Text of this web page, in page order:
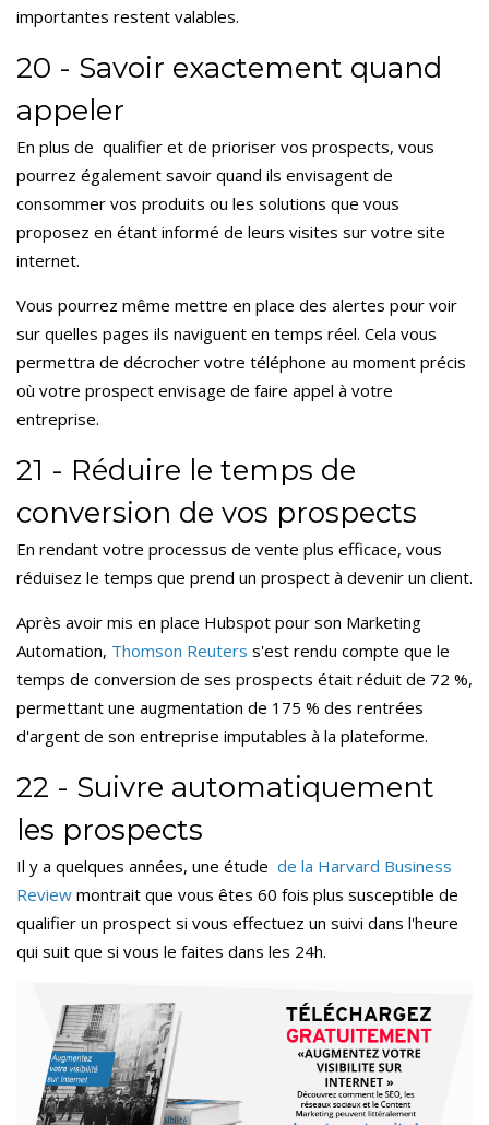
importantes restent valables.
20 - Savoir exactement quand
appeler
En plus de qualifier et de prioriser vos prospects, vous
pourrez également savoir quand ils envisagent de
consommer vos produits ou les solutions que vous
proposez en étant informé de leurs visites sur votre site
internet.
Vous pourrez même mettre en place des alertes pour voir
sur quelles pages ils naviguent en temps réel. Cela vous
permettra de décrocher votre téléphone au moment précis
où votre prospect envisage de faire appel à votre
entreprise.
21 - Réduire le temps de
conversion de vos prospects
En rendant votre processus de vente plus efficace, vous
réduisez le temps que prend un prospect à devenir un client.
Après avoir mis en place Hubspot pour son Marketing
Automation, Thomson Reuters s'est rendu compte que le
temps de conversion de ses prospects était réduit de 72 %,
permettant une augmentation de 175 % des rentrées
d'argent de son entreprise imputables à la plateforme.
22 - Suivre automatiquement
les prospects
Il y a quelques années, une étude de la Harvard Business
Review montrait que vous êtes 60 fois plus susceptible de
qualifier un prospect si vous effectuez un suivi dans l'heure
qui suit que si vous le faites dans les 24h.